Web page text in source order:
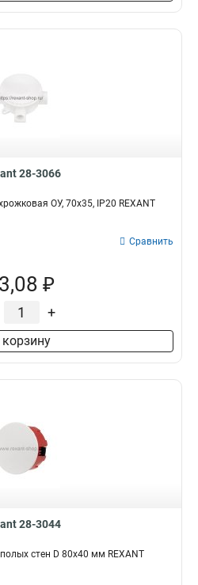
28-3066
ОУ, 70x35, IP20 REXANT
Сравнить
₽
+
28-3044
стен D 80х40 мм REXANT